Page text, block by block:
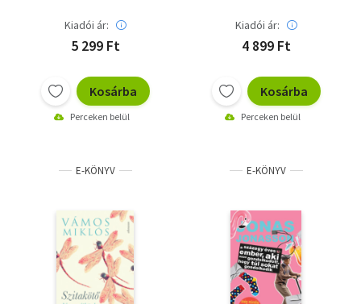
Kiadói ár:
5 299 Ft
Kosárba
Perceken belül
Kiadói ár:
4 899 Ft
Kosárba
Perceken belül
E-KÖNYV E-KÖNYV